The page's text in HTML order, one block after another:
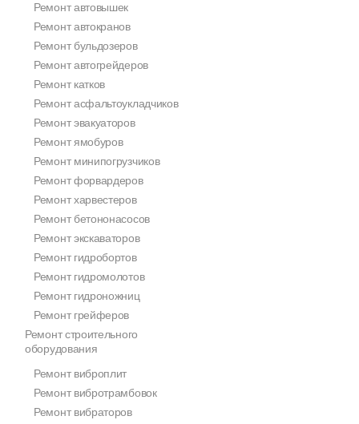
Ремонт автовышек
Ремонт автокранов
Ремонт бульдозеров
Ремонт автогрейдеров
Ремонт катков
Ремонт асфальтоукладчиков
Ремонт эвакуаторов
Ремонт ямобуров
Ремонт минипогрузчиков
Ремонт форвардеров
Ремонт харвестеров
Ремонт бетононасосов
Ремонт экскаваторов
Ремонт гидробортов
Ремонт гидромолотов
Ремонт гидроножниц
Ремонт грейферов
Ремонт строительного
оборудования
Ремонт виброплит
Ремонт вибротрамбовок
Ремонт вибраторов